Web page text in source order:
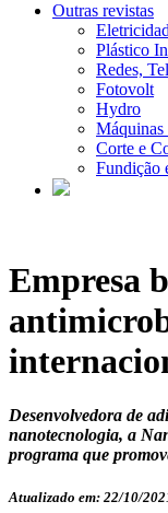
Outras revistas
Plástico
Redes,
Fotovolt
Hydro
Máquinas
Corte e
Fundição
Empresa
Desenvolvedora de
nanotecnologia, a
programa que
Atualizado em: 22/10/